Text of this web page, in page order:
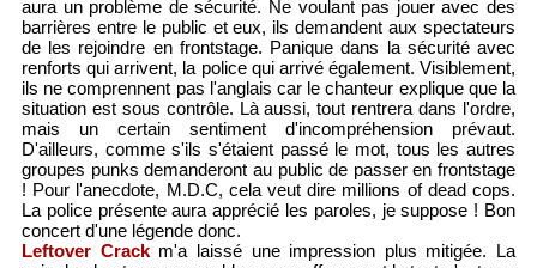
aura un problème de sécurité. Ne voulant pas jouer avec des
barrières entre le public et eux, ils demandent aux spectateurs
de les rejoindre en frontstage. Panique dans la sécurité avec
renforts qui arrivent, la police qui arrivé également. Visiblement,
ils ne comprennent pas l'anglais car le chanteur explique que la
situation est sous contrôle. Là aussi, tout rentrera dans l'ordre,
mais un certain sentiment d'incompréhension prévaut.
D'ailleurs, comme s'ils s'étaient passé le mot, tous les autres
groupes punks demanderont au public de passer en frontstage
! Pour l'anecdote, M.D.C, cela veut dire millions of dead cops.
La police présente aura apprécié les paroles, je suppose ! Bon
concert d'une légende donc.
Leftover Crackm'a laissé une impression plus mitigée. La